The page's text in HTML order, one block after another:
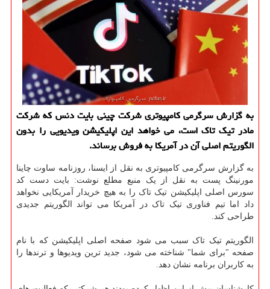
به گزارش سرگرمی كامپیوتری شركت چینی بایت دنس كه شركت
مادر تیك تاك است، می خواهد این اپلیكیشن ویدیویی را بدون
الگوریتم اصلی آن در آمریكا به فروش برساند.
به گزارش سرگرمی کامپیوتری به نقل از ایسنا، روزنامه ساوت چاینا
مورنینگ پست به نقل از یک منبع مطلع نوشت: بایت دست کد
سورس اصلی اپلیکیشن تیک تاک را به هیچ خریدار آمریکایی نخواهد
داد اما تیم فناوری تیک تاک در آمریکا می تواند الگوریتم جدیدی
طراحی کند.
الگوریتم تیک تاک سبب می شود صفحه اصلی اپلیکیشن که با نام
صفحه "برای شما" شناخته می شود، جدید ترین ویدیوها و ترندها را
به کاربران برنامه نشان دهد.